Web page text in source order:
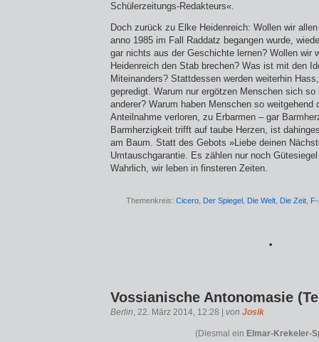
Schülerzeitungs-Redakteurs«.
Doch zurück zu Elke Heidenreich: Wollen wir
anno 1985 im Fall Raddatz begangen wurde,
gar nichts aus der Geschichte lernen? Wollen wir
Heidenreich den Stab brechen? Was ist mit den
Miteinanders? Stattdessen werden weiterhin
gepredigt. Warum nur ergötzen Menschen sich
anderer? Warum haben Menschen so weitgehend
Anteilnahme verloren, zu Erbarmen – gar
Barmherzigkeit trifft auf taube Herzen, ist
am Baum. Statt des Gebots »Liebe deinen
Umtauschgarantie. Es zählen nur noch
Wahrlich, wir leben in finsteren Zeiten.
Themenkreis: Cicero Der Spiegel Die Welt Die Zeit
*
Vossianische Antonomasie
Berlin, 22. März 2014, 12:28 | von Josik
(Diesmal ein Elmar-Krekeler-